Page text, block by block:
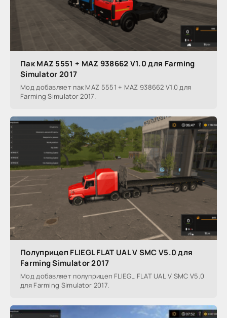
Пак MAZ 5551 + MAZ 938662 V1.0 для Farming
Simulator 2017
Мод добавляет пак MAZ 5551 + MAZ 938662 V1.0 для
Farming Simulator 2017.
Полуприцеп FLIEGL FLAT UAL V SMC V5.0 для
Farming Simulator 2017
Мод добавляет полуприцеп FLIEGL FLAT UAL V SMC V5.0
для Farming Simulator 2017.